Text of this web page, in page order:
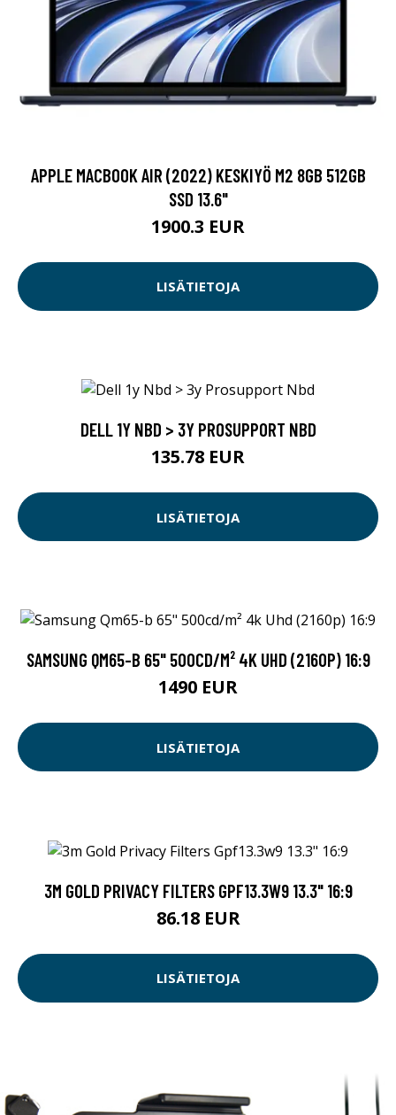
APPLE MACBOOK AIR (2022) KESKIYÖ M2 8GB 512GB
SSD 13.6"
1900.3 EUR
LISÄTIETOJA
DELL 1Y NBD > 3Y PROSUPPORT NBD
135.78 EUR
LISÄTIETOJA
SAMSUNG QM65-B 65" 500CD/M² 4K UHD (2160P) 16:9
1490 EUR
LISÄTIETOJA
3M GOLD PRIVACY FILTERS GPF13.3W9 13.3" 16:9
86.18 EUR
LISÄTIETOJA